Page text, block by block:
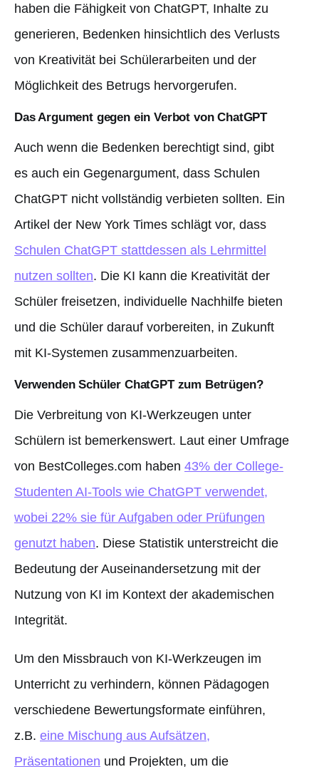
haben die Fähigkeit von ChatGPT, Inhalte zu
generieren, Bedenken hinsichtlich des Verlusts
von Kreativität bei Schülerarbeiten und der
Möglichkeit des Betrugs hervorgerufen.
Das Argument gegen ein Verbot von ChatGPT
Auch wenn die Bedenken berechtigt sind, gibt
es auch ein Gegenargument, dass Schulen
ChatGPT nicht vollständig verbieten sollten. Ein
Artikel der New York Times schlägt vor, dass
Schulen ChatGPT stattdessen als Lehrmittel
nutzen sollten. Die KI kann die Kreativität der
Schüler freisetzen, individuelle Nachhilfe bieten
und die Schüler darauf vorbereiten, in Zukunft
mit KI-Systemen zusammenzuarbeiten.
Verwenden Schüler ChatGPT zum Betrügen?
Die Verbreitung von KI-Werkzeugen unter
Schülern ist bemerkenswert. Laut einer Umfrage
von BestColleges.com haben 43% der College-
Studenten AI-Tools wie ChatGPT verwendet,
wobei 22% sie für Aufgaben oder Prüfungen
genutzt haben. Diese Statistik unterstreicht die
Bedeutung der Auseinandersetzung mit der
Nutzung von KI im Kontext der akademischen
Integrität.
Um den Missbrauch von KI-Werkzeugen im
Unterricht zu verhindern, können Pädagogen
verschiedene Bewertungsformate einführen,
z.B. eine Mischung aus Aufsätzen,
Präsentationen und Projekten, um die